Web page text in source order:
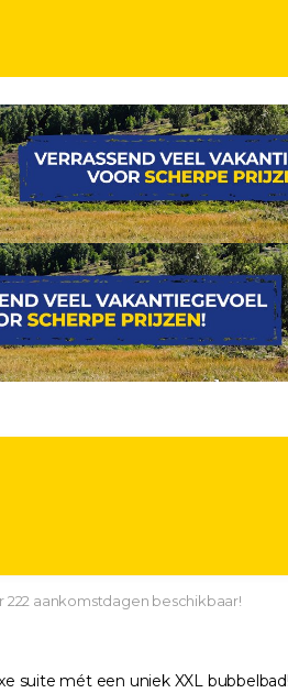
222 aankomstdagen beschikbaar!
suite mét een uniek XXL